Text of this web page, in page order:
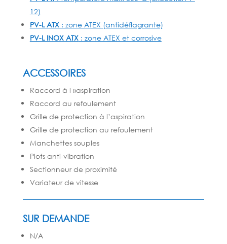
12)
PV-L ATX: zone ATEX (antidéflagrante)
PV-L INOX ATX: zone ATEX et corrosive
ACCESSOIRES
Raccord à l »aspiration
Raccord au refoulement
Grille de protection à l’aspiration
Grille de protection au refoulement
Manchettes souples
Plots anti-vibration
Sectionneur de proximité
Variateur de vitesse
SUR DEMANDE
N/A